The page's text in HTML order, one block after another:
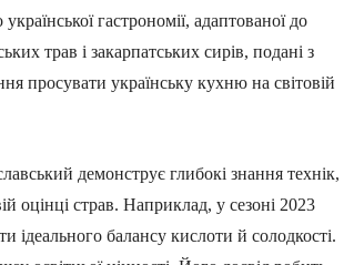
гастрономії, адаптованої до
трав і закарпатських сирів, подані з
просувати українську кухню на світовій
демонструє глибокі знання технік,
оцінці страв. Наприклад, у сезоні 2023
ідеального балансу кислоти й солодкості.